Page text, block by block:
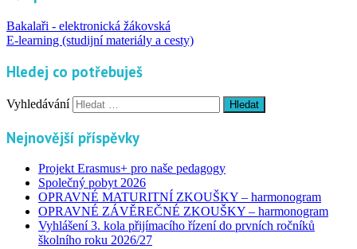
Bakalaři - elektronická žákovská
E-learning (studijní materiály a cesty)
Hledej co potřebuješ
Vyhledávání
Nejnovější příspěvky
Projekt Erasmus+ pro naše pedagogy
Společný pobyt 2026
OPRAVNÉ MATURITNÍ ZKOUŠKY – harmonogram
OPRAVNÉ ZÁVĚREČNÉ ZKOUŠKY – harmonogram
Vyhlášení 3. kola přijímacího řízení do prvních ročníků
školního roku 2026/27